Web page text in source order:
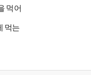
먹어
먹는